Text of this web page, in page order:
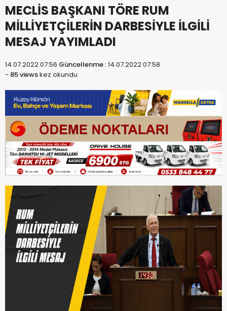
MECLİS BAŞKANI TÖRE RUM
MİLLİYETÇİLERİN DARBESİYLE İLGİLİ
MESAJ YAYIMLADI
14.07.2022 07:56 Güncellenme :14.07.2022 07:58
- 85 viewskez okundu